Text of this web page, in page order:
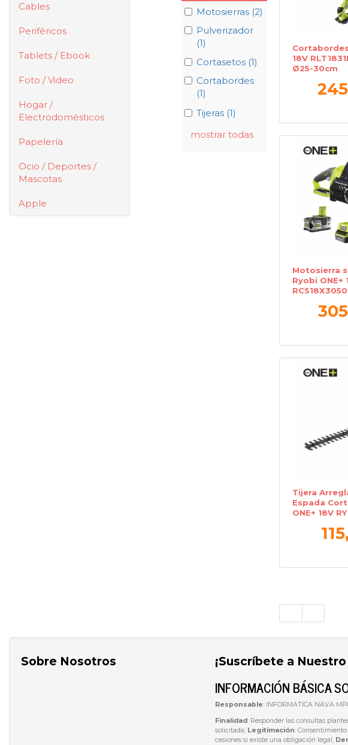
Cables
Periféricos
Tablets / Ebook
Foto / Video
Hogar /
Electrodomésticos
Papelería
Ocio / Deportes /
Mascotas
Apple
Motosierras (2)
Pulverizador
(1)
Cortasetos (1)
Cortabordes
(1)
Tijeras (1)
mostrar todas
18V
Ø25-30cm
Motosierra
Ryobi ONE+
Tijera
Espada
ONE+ 18V
Sobre Nosotros ¡Suscríbete a
INFORMACIÓN BÁSICA
Responsable: INFORMATICA NAVA
Finalidad: Responder las consultas
solicitada; Legitimación:
cesiones si existe una obligación legal;